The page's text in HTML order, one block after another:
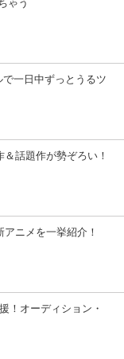
ゃう
一日中ずっとうるツ
話題作が勢ぞろい！
アニメを一挙紹介！
！オーディション・